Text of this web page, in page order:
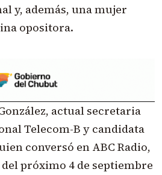
y, además, una mujer
opositora.
actual secretaria
Telecom-B y candidata
conversó en ABC Radio,
próximo 4 de septiembre